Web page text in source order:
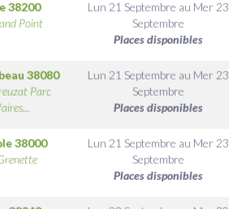
38200
Point
Lun 21 Septembre au Mer 23
Septembre
Places disponibles
38080
Parc
Lun 21 Septembre au Mer 23
Septembre
Places disponibles
38000
Lun 21 Septembre au Mer 23
Septembre
Places disponibles